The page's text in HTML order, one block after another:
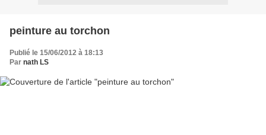
peinture au torchon
Publié le 15/06/2012 à 18:13
Par nath LS